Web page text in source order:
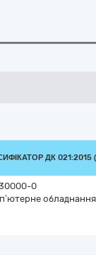
ДК 021:2015
0
обладнання